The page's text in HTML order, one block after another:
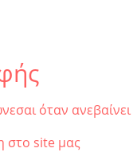
όταν ανεβαίνει
στο site μας